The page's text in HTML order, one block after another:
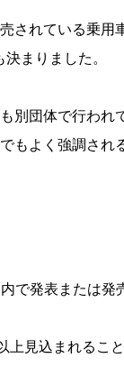
されている乗用
まりました。
別団体で行われ
もよく強調され
で発表または発
見込まれること